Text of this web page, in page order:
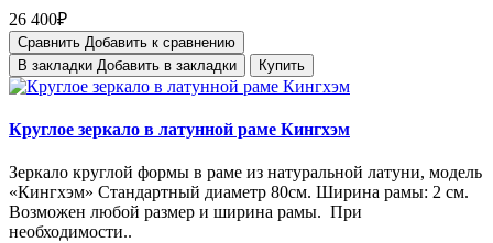
26 400₽
Сравнить Добавить к сравнению
В закладки Добавить в закладки Купить
Круглое зеркало в латунной раме Кингхэм
Зеркало круглой формы в раме из натуральной латуни, модель
«Кингхэм» Стандартный диаметр 80см. Ширина рамы: 2 см.
Возможен любой размер и ширина рамы. При
необходимости..